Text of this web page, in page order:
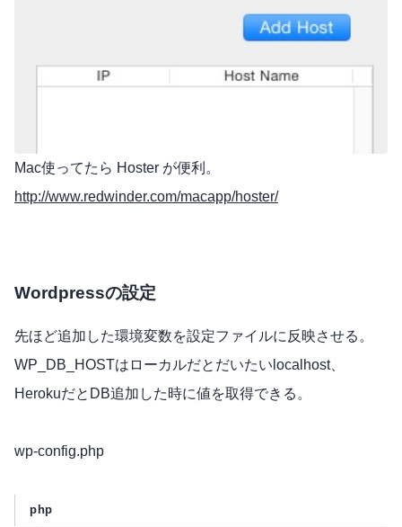
Mac使ってたら Hoster が便利。
http://www.redwinder.com/macapp/hoster/
Wordpressの設定
先ほど追加した環境変数を設定ファイルに反映させる。
WP_DB_HOSTはローカルだとだいたいlocalhost、
HerokuだとDB追加した時に値を取得できる。
wp-config.php
php